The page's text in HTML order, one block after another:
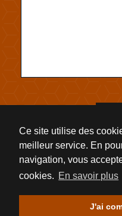
Ce site utilise des
meilleur service. En
navigation, vous
cookies. En savoir plus
J'ai
© 2018 Bonamy's Hervé -
: